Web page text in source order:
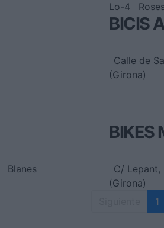
Lo-4
BICIS
Calle de
(Girona)
Blanes
BIKES
C/ Lepant,
(Girona)
1